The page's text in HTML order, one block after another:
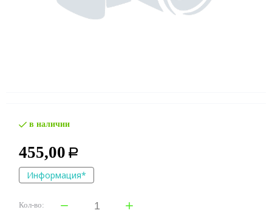
в наличии
455,00 Р
Информация*
Кол-во: